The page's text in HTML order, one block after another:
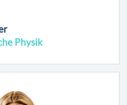
Physik